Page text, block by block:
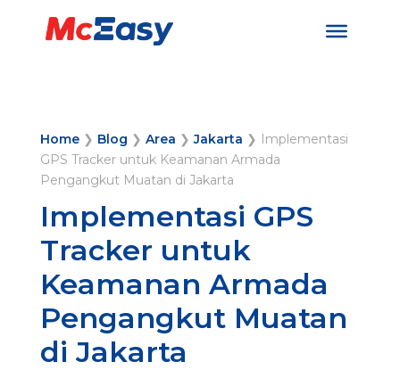
Home❯ Blog ❯ Area ❯Jakarta ❯ Implementasi
GPS Tracker untuk Keamanan Armada
Pengangkut Muatan di Jakarta
Implementasi GPS
Tracker untuk
Keamanan Armada
Pengangkut Muatan
di Jakarta